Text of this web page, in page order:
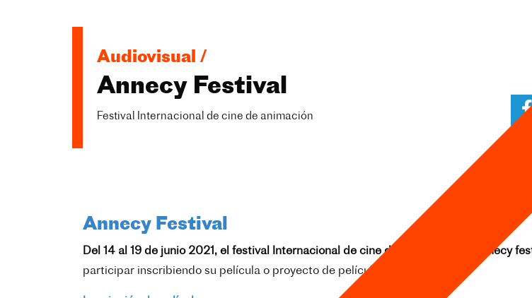
Audiovisual /
Annecy Festival
Festival Internacional de cine de animación
Annecy Festival
Del 14 al 19 de junio 2021, el festival Internacional de cine de animación de Annecy
participar inscribiendo su película o proyecto de película de animación.